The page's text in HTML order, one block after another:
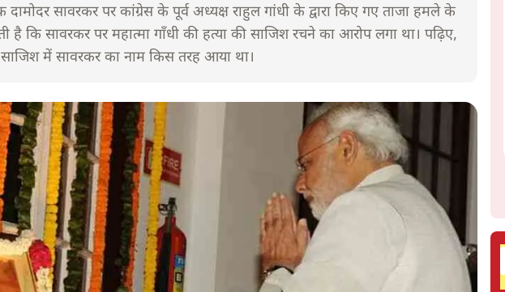
सावरकर पर कांग्रेस के पूर्व अध्यक्ष राहुल गांधी के द्वारा किए गए ताजा हमले के
है कि सावरकर पर महात्मा गाँधी की हत्या की साजिश रचने का आरोप लगा था। पढ़िए,
साजिश में सावरकर का नाम किस तरह आया था।